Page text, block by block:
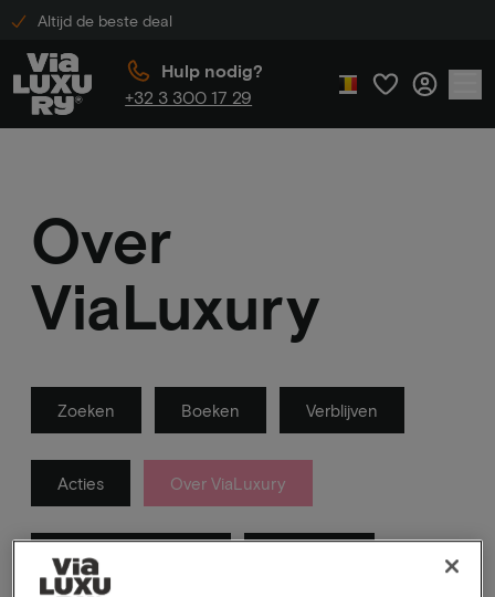
Altijd de beste deal
Hulp nodig?
+32 3 300 17 29
Over
ViaLuxury
Zoeken Boeken Verblijven
Acties Over ViaLuxury
Informatieveiligheid